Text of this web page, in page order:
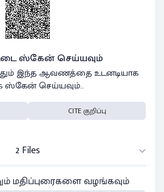
ஸ்கேன் செய்யவும்
இந்த ஆவணத்தை உடனடியாக
செய்யவும்..
CITE குறிப்பு
2 Files
மதிப்புரைகளை வழங்கவும்